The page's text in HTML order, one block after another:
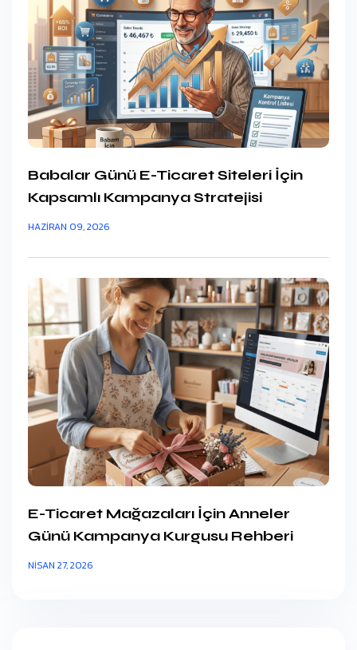
Babalar Günü E-Ticaret Siteleri İçin
Kapsamlı Kampanya Stratejisi
HAZIRAN 09, 2026
E-Ticaret Mağazaları İçin Anneler
Günü Kampanya Kurgusu Rehberi
NISAN 27, 2026